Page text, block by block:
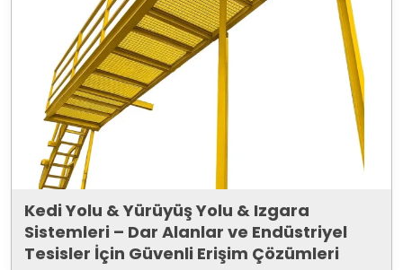
Kedi Yolu & Yürüyüş Yolu & Izgara
Sistemleri – Dar Alanlar ve Endüstriyel
Tesisler İçin Güvenli Erişim Çözümleri